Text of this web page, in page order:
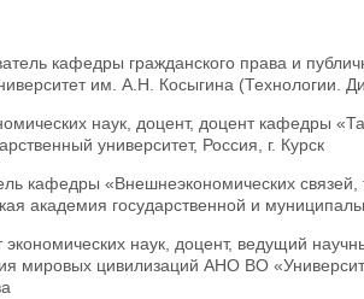
кафедры гражданского права и
им. А.Н. Косыгина (Технологии.
наук, доцент, доцент кафедры
университет, Россия, г. Курск
кафедры «Внешнеэкономических
академия государственной и
наук, доцент, ведущий
мировых цивилизаций АНО ВО